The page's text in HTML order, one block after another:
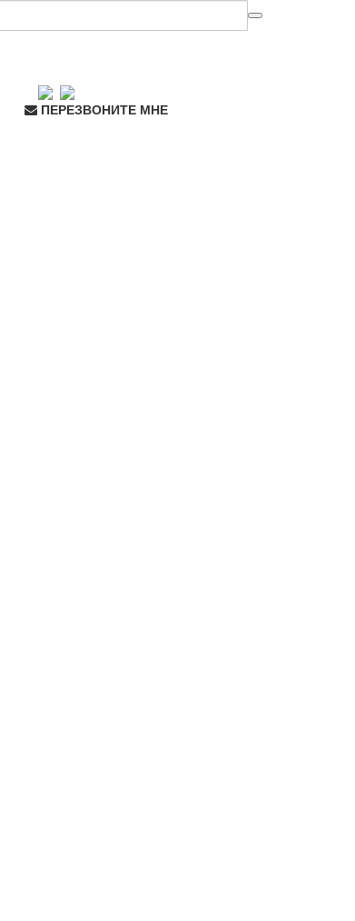
ПЕРЕЗВОНИТЕ МНЕ